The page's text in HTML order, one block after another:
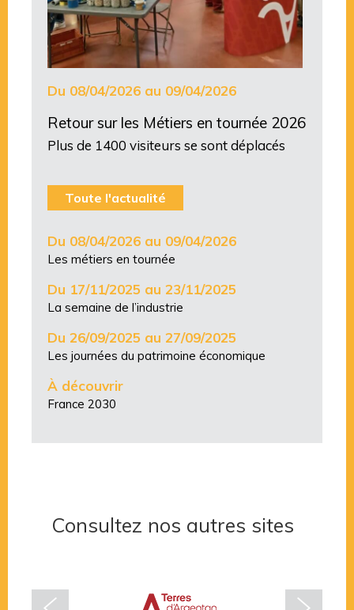
Du 08/04/2026 au 09/04/2026
Retour sur les Métiers en tournée 2026
Plus de 1400 visiteurs se sont déplacés
Toute l'actualité
Du 08/04/2026 au 09/04/2026
Les métiers en tournée
Du 17/11/2025 au 23/11/2025
La semaine de l’industrie
Du 26/09/2025 au 27/09/2025
Les journées du patrimoine économique
À découvrir
France 2030
Consultez nos autres sites